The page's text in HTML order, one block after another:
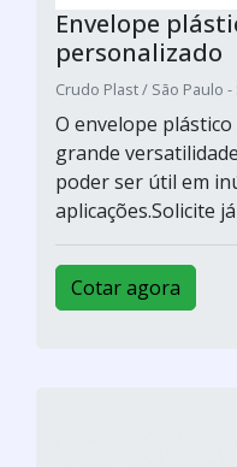
Envelope
personalizado
Crudo Plast / São Paulo -
O envelope
grande
poder ser útil em
aplicações.Solicite
Cotar agora